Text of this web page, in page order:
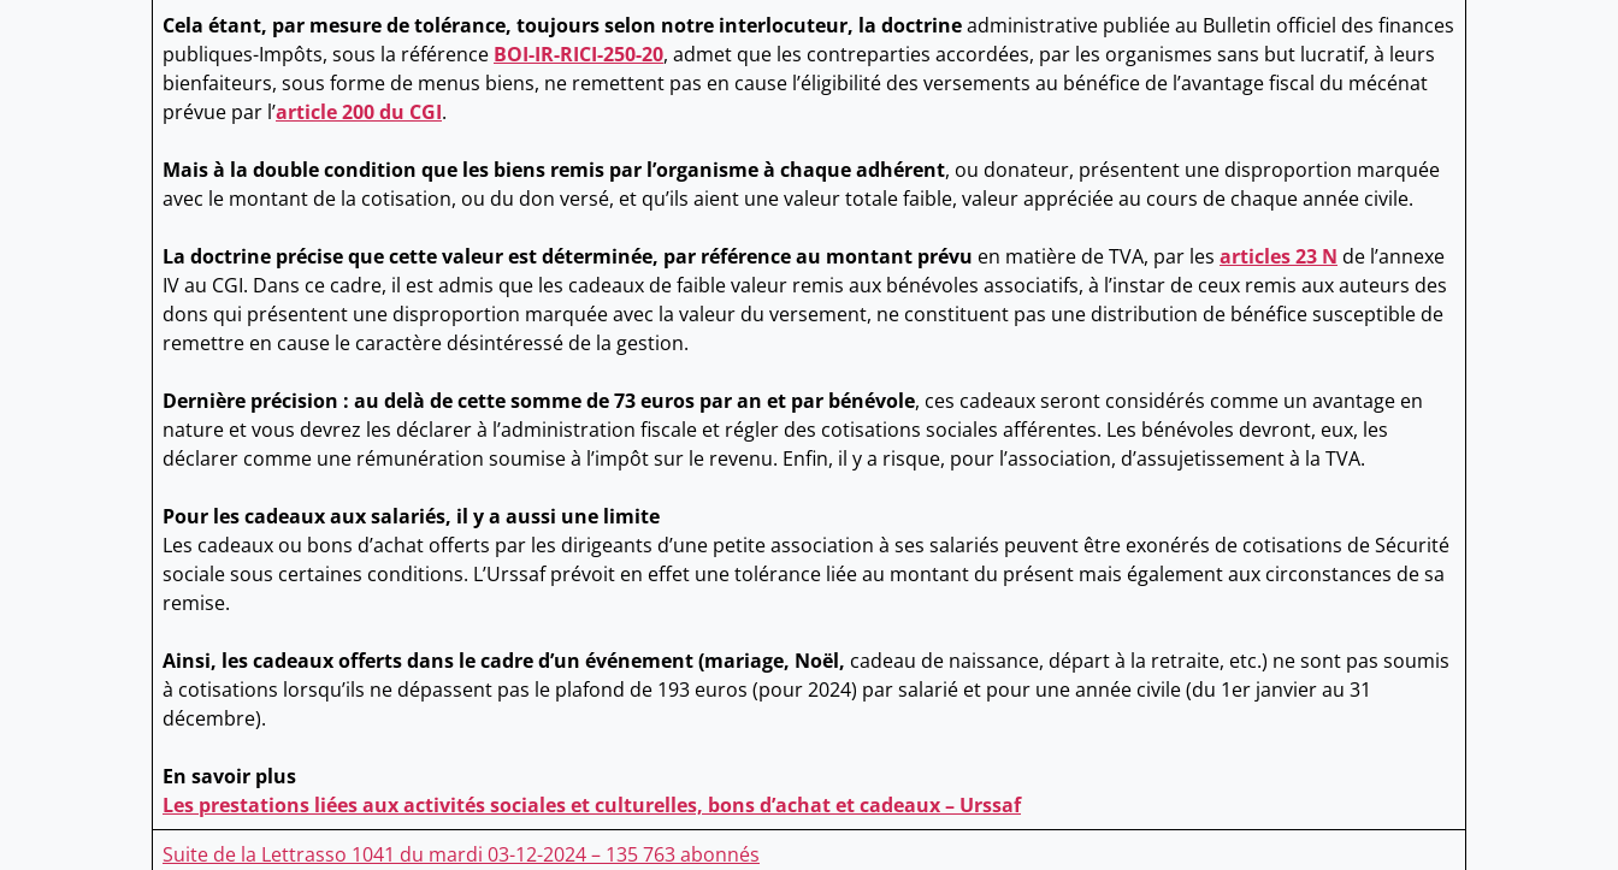
Cela étant, par mesure de tolérance, toujours selon notre interlocuteur, la doctrineadministrative publiée au Bulletin officiel des finances
publiques-Impôts, sous la référence BOI-IR-RICI-250-20, admet que les contreparties accordées, par les organismes sans but lucratif, à leurs
bienfaiteurs, sous forme de menus biens, ne remettent pas en cause l’éligibilité des versements au bénéfice de l’avantage fiscal du mécénat
prévue par l’article 200 du CGI.
Mais à la double condition que les biens remis par l’organisme à chaque adhérent, ou donateur, présentent une disproportion marquée
avec le montant de la cotisation, ou du don versé, et qu’ils aient une valeur totale faible, valeur appréciée au cours de chaque année civile.
La doctrine précise que cette valeur est déterminée, par référence au montant prévu en matière de TVA, par les articles 23 N de l’annexe
IV au CGI. Dans ce cadre, il est admis que les cadeaux de faible valeur remis aux bénévoles associatifs, à l’instar de ceux remis aux auteurs des
dons qui présentent une disproportion marquée avec la valeur du versement, ne constituent pas une distribution de bénéfice susceptible de
remettre en cause le caractère désintéressé de la gestion.
Dernière précision : au delà de cette somme de 73 euros par an et par bénévole, ces cadeaux seront considérés comme un avantage en
nature et vous devrez les déclarer à l’administration fiscale et régler des cotisations sociales afférentes. Les bénévoles devront, eux, les
déclarer comme une rémunération soumise à l’impôt sur le revenu. Enfin, il y a risque, pour l’association, d’assujetissement à la TVA.
Pour les cadeaux aux salariés, il y a aussi une limite
Les cadeaux ou bons d’achat offerts par les dirigeants d’une petite association à ses salariés peuvent être exonérés de cotisations de Sécurité
sociale sous certaines conditions. L’Urssaf prévoit en effet une tolérance liée au montant du présent mais également aux circonstances de sa
remise.
Ainsi, les cadeaux offerts dans le cadre d’un événement (mariage, Noël, cadeau de naissance, départ à la retraite, etc.) ne sont pas soumis
à cotisations lorsqu’ils ne dépassent pas le plafond de 193 euros (pour 2024) par salarié et pour une année civile (du 1er janvier au 31
décembre).
En savoir plus
Les prestations liées aux activités sociales et culturelles, bons d’achat et cadeaux – Urssaf
Suite de la Lettrasso 1041 du mardi 03-12-2024 – 135 763 abonnés